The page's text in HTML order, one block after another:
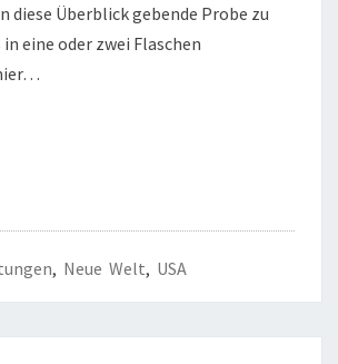
diese Überblick gebende Probe zu
eine oder zwei Flaschen
, Neue Welt, USA